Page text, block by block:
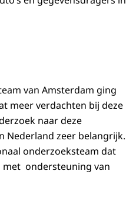
van Amsterdam ging
meer verdachten bij deze
naar deze
Nederland zeer belangrijk.
onderzoeksteam dat
met ondersteuning van